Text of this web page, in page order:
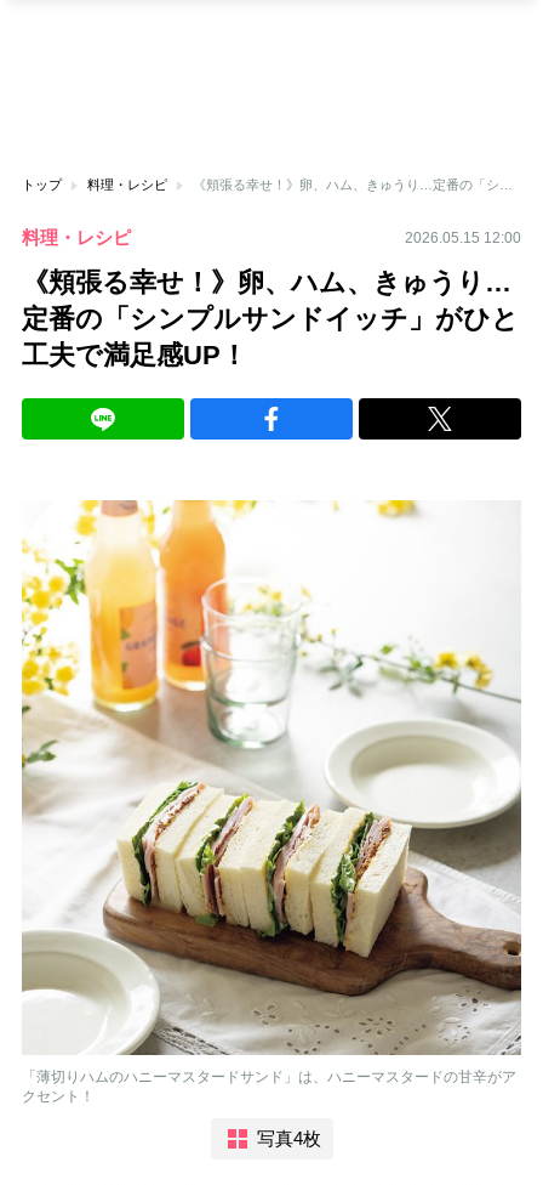
トップ 料理・レシピ
料理・レシピ 2026.05.15 12:00
《頬張る幸せ！》卵、ハム、きゅうり…
定番の「シンプルサンドイッチ」がひと
工夫で満足感UP！
「薄切りハムのハニーマスタードサンド」は、ハニーマスタードの甘辛がア
クセント！
写真4枚